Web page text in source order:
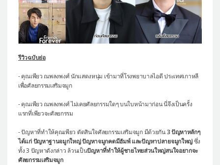
let-me-in
แนะนำโรงพยาบาลไอดี
ศัลยกรรมอย่างปลอดภัย
ปรึกษาทางออนไลน์
Real Selfie Review
รีวิวฉบับย่อ
- คุณเพียว ณพลงพงศ์ นักแสดงหนุ่ม เข้ามาที่โรงพยาบาลไอดี ประเทศเกาหลี
เพื่อศัลยกรรมเสริมจมูก
- คุณเพียว ณพลงพงศ์ ไม่เคยศัลยกรรมใดๆ บนใบหน้ามาก่อน นี่จึงเป็นครั้ง
แรกที่เพียวจะศัลยกรรม
- ปัญหาที่ทำให้คุณเพียว ตัดสินใจศัลยกรรมเสริมจมูก มีด้วยกัน3ปัญหาหลักๆ
ได้แก่ ปัญหาฐานจมูกใหญ่ ปัญหาจมูกคดมีฮัมพ์ และปัญหาปลายจมูกใหญ่ซึ่ง
ทั้ง 3 ปัญหาดังกล่าว ล้วนเป็นปัญหาที่ทำให้ผู้ชายไทยส่วนใหญ่สนใจอยากจะ
ศัลยกรรมเสริมจมูก